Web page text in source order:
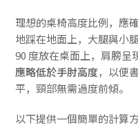
理想的桌椅高度比例，應
地踩在地面上，大腿與小
90 度放在桌面上，肩膀呈
應略低於手肘高度，以便
平，頸部無需過度前傾。
以下提供一個簡單的計算